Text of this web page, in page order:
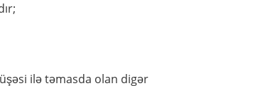
ilə təmasda olan digər